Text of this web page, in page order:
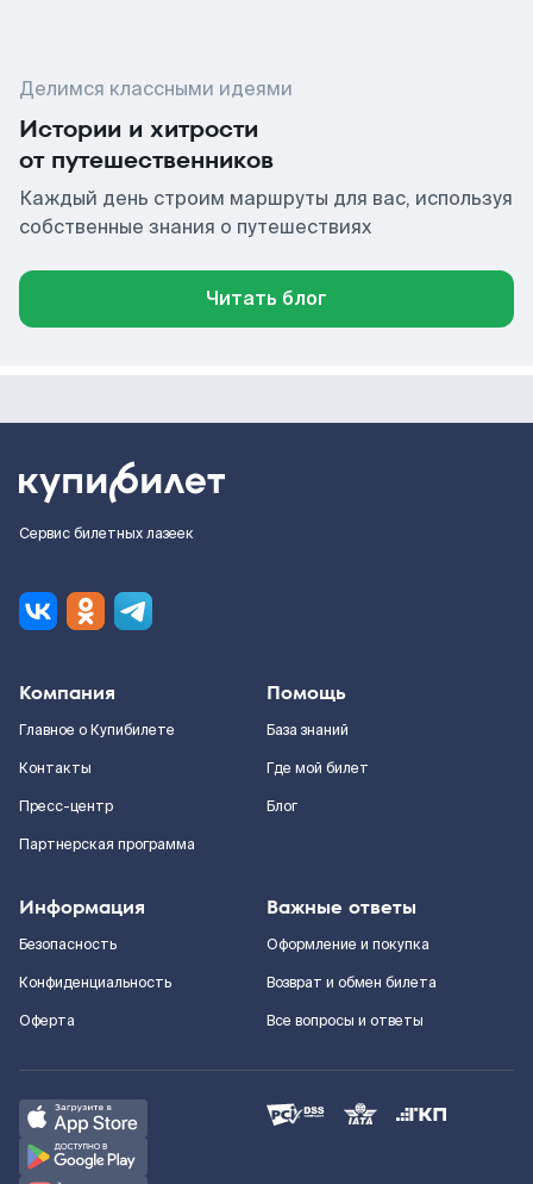
Делимся классными идеями
Истории и хитрости
от путешественников
Каждый день строим маршруты для вас, используя
собственные знания о путешествиях
Читать блог
Сервис билетных лазеек
Компания
Главное о Купибилете
Контакты
Пресс-центр
Партнерская программа
Помощь
База знаний
Где мой билет
Блог
Информация
Безопасность
Конфиденциальность
Оферта
Важные ответы
Оформление и покупка
Возврат и обмен билета
Все вопросы и ответы